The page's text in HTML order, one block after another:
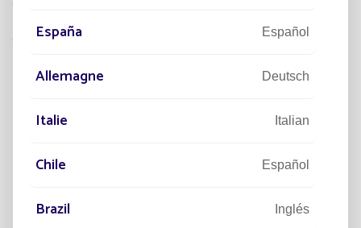
años, correspondiente a la vida útil más larga de los distintos
componentes incluidos en el estudio.
Ciclo de Vida
España Español
Allemagne Deutsch
Italie Italian
Chile Español
Brazil Inglés